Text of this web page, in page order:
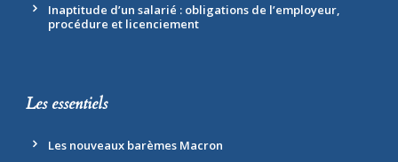
Inaptitude d’un salarié : obligations de l’employeur,
procédure et licenciement
Les essentiels
Les nouveaux barèmes Macron